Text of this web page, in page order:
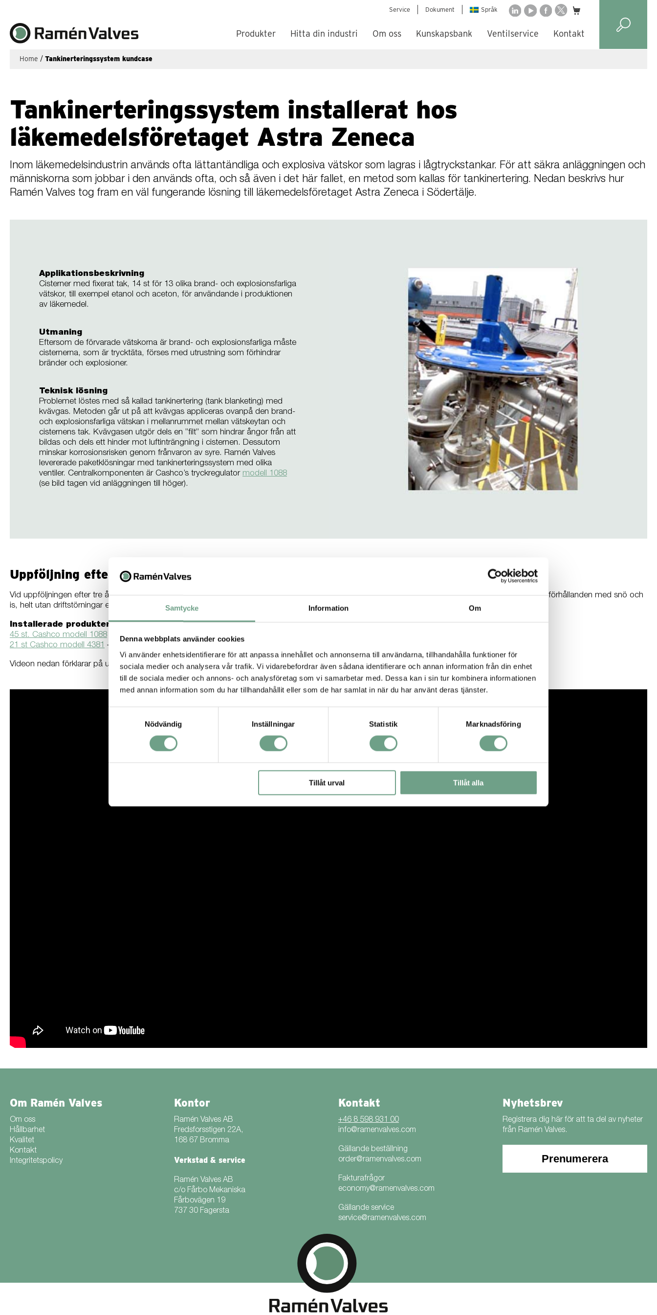
Samtycke Information Om
Denna webbplats använder cookies
Vi använder enhetsidentifierare för att anpassa innehållet och annonserna till användarna, tillhandahålla funktioner för
sociala medier och analysera vår trafik. Vi vidarebefordrar även sådana identifierare och annan information från din enhet
till de sociala medier och annons- och analysföretag som vi samarbetar med. Dessa kan i sin tur kombinera informationen
med annan information som du har tillhandahållit eller som de har samlat in när du har använt deras tjänster.
Nödvändig
Inställningar Statistik Marknadsföring
Tillåt urval Tillåt alla
Service Dokument Språk
Produkter Hitta din industri Om oss Kunskapsbank Ventilservice Kontakt
Home / Tankinerteringssystem kundcase
Tankinerteringssystem installerat hos
läkemedelsföretaget Astra Zeneca
Inom läkemedelsindustrin används ofta lättantändliga och explosiva vätskor som lagras i lågtryckstankar. För att säkra anläggningen och
människorna som jobbar i den används ofta, och så även i det här fallet, en metod som kallas för tankinertering. Nedan beskrivs hur
Ramén Valves tog fram en väl fungerande lösning till läkemedelsföretaget Astra Zeneca i Södertälje.
Applikationsbeskrivning
Cisterner med fixerat tak, 14 st för 13 olika brand- och explosionsfarliga
vätskor, till exempel etanol och aceton, för användande i produktionen
av läkemedel.
Utmaning
Eftersom de förvarade vätskorna är brand- och explosionsfarliga måste
cisternerna, som är trycktäta, förses med utrustning som förhindrar
bränder och explosioner.
Teknisk lösning
Problemet löstes med så kallad tankinertering (tank blanketing) med
kvävgas. Metoden går ut på att kvävgas appliceras ovanpå den brand-
och explosionsfarliga vätskan i mellanrummet mellan vätskeytan och
cisternens tak. Kvävgasen utgör dels en ”filt” som hindrar ångor från att
bildas och dels ett hinder mot luftinträngning i cisternen. Dessutom
minskar korrosionsrisken genom frånvaron av syre. Ramén Valves
levererade paketklösningar med tankinerteringssystem med olika
ventiler. Centralkomponenten är Cashco’s tryckregulator modell 1088
(se bild tagen vid anläggningen till höger).
Uppföljning efter tre års drift
Vid uppföljningen efter tre års drifttid ansåg kunden att utrustningen hade fungerat mycket väl och var kostnadseffektiv. Utrustningen hade klarat vinterförhållanden med snö och
is, helt utan driftstörningar eller läckage. Installationerna hade under drifttiden inte fått några anmärkningar vid inspektioner.
Installerade produkter:
45 st. Cashco modell 1088 – Lågtrycksregulator för tankinertering
21 st Cashco modell 4381 – Tryckreducerande regulator
Videon nedan förklarar på under 2 minuter hur tankinertering och tillhörande produkter fungerar.
Om Ramén Valves
Om oss
Hållbarhet
Kvalitet
Kontakt
Integritetspolicy
Kontor
Ramén Valves AB
Fredsforsstigen 22A,
168 67 Bromma
Verkstad & service
Ramén Valves AB
c/o Fårbo Mekaniska
Fårbovägen 19
737 30 Fagersta
Kontakt
+46 8 598 931 00
info@ramenvalves.com
Gällande beställning
order@ramenvalves.com
Fakturafrågor
economy@ramenvalves.com
Gällande service
service@ramenvalves.com
Nyhetsbrev
Registrera dig här för att ta del av nyheter
från Ramén Valves.
Prenumerera